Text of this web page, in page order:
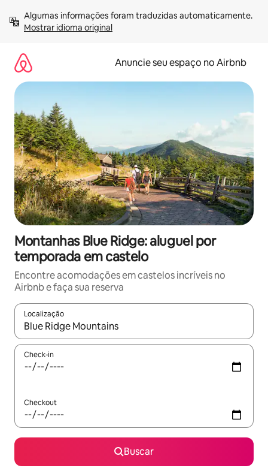
para
Mostrar idioma original
Anuncie seu espaço no Airbnb
Montanhas Blue Ridge: aluguel por
temporada em castelo
Encontre acomodações em castelos incríveis no
Airbnb e faça sua reserva
Localização
Quando os resultados estiverem disponíveis, explore-os
Check-in
Checkout
Buscar